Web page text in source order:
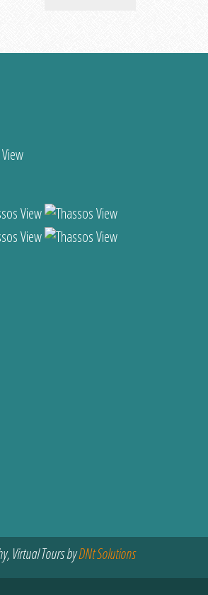
Virtual Tours byDNt Solutions